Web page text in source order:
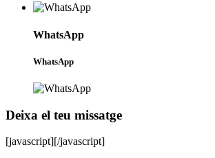
WhatsApp
WhatsApp
Deixa el teu missatge
[javascript][/javascript]